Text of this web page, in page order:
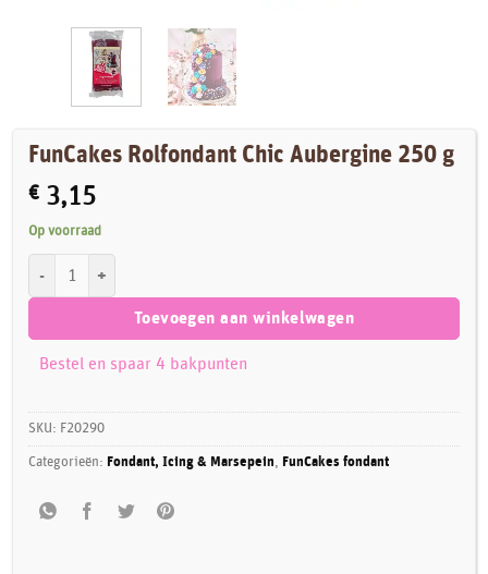
FunCakes Rolfondant Chic Aubergine 250 g
€ 3,15
Op voorraad
Toevoegen aan winkelwagen
Bestel en spaar 4 bakpunten
SKU: F20290
Categorieën: Fondant, Icing & Marsepein, FunCakes fondant